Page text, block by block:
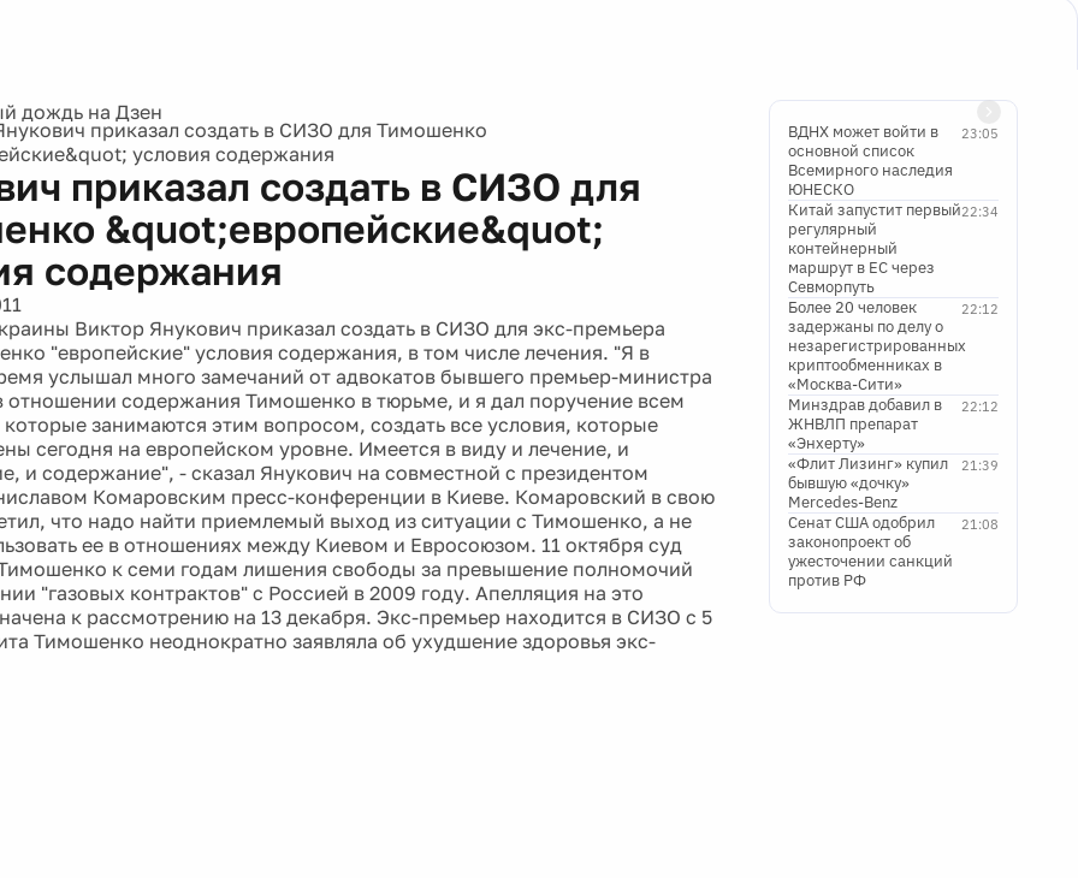
приказал создать в СИЗО для Тимошенко
условия содержания
приказал создать в СИЗО для
&quot;европейские&quot;
содержания
Виктор Янукович приказал создать в СИЗО для экс-премьера
"европейские" условия содержания, в том числе лечения. "Я в
услышал много замечаний от адвокатов бывшего премьер-министра
содержания Тимошенко в тюрьме, и я дал поручение всем
занимаются этим вопросом, создать все условия, которые
сегодня на европейском уровне. Имеется в виду и лечение, и
и содержание", - сказал Янукович на совместной с президентом
Комаровским пресс-конференции в Киеве. Комаровский в свою
что надо найти приемлемый выход из ситуации с Тимошенко, а не
ее в отношениях между Киевом и Евросоюзом. 11 октября суд
к семи годам лишения свободы за превышение полномочий
"газовых контрактов" с Россией в 2009 году. Апелляция на это
к рассмотрению на 13 декабря. Экс-премьер находится в СИЗО с 5
Тимошенко неоднократно заявляла об ухудшение здоровья экс-
23:05
ВДНХ может войти в
основной список
Всемирного наследия
ЮНЕСКО
22:34
Китай запустит первый
регулярный
контейнерный
маршрут в ЕС через
Севморпуть
22:12
Более 20 человек
задержаны по делу о
незарегистрированных
криптообменниках в
«Москва-Сити»
22:12
Минздрав добавил в
ЖНВЛП препарат
«Энхерту»
21:39
«Флит Лизинг» купил
бывшую «дочку»
Mercedes-Benz
21:08
Сенат США одобрил
законопроект об
ужесточении санкций
против РФ